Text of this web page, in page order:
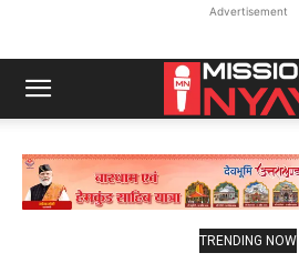
Advertisement
TRENDING NOW